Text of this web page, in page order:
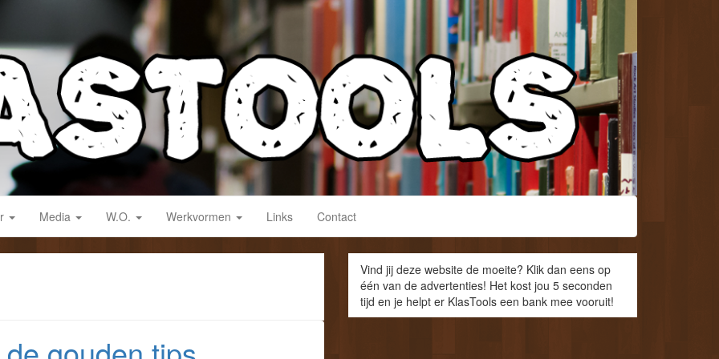
Media W.O. Werkvormen Links Contact
Vind jij deze website de moeite? Klik dan eens op
één van de advertenties! Het kost jou 5 seconden
tijd en je helpt er KlasTools een bank mee vooruit!